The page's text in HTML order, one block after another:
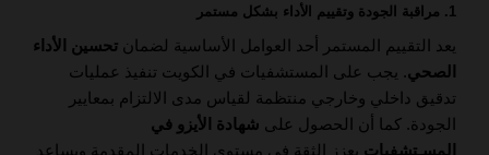
1. مراقبة الجودة وتقييم الأداء بشكل مستمر
يعد التقييم المستمر أحد العوامل الأساسية لضمان تحسين الأداء
الصحي. يجب على المستشفيات في الكويت تنفيذ عمليات
تدقيق داخلي وخارجي منتظمة لقياس مدى الالتزام بمعايير
الجودة. كما أن الحصول على شهادة الأيزو في
المسـتشفيات يعزز الثقة في مستوى الخدمات المقدمة ويساعد